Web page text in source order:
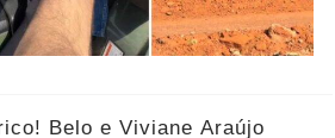
Belo e Viviane Araújo